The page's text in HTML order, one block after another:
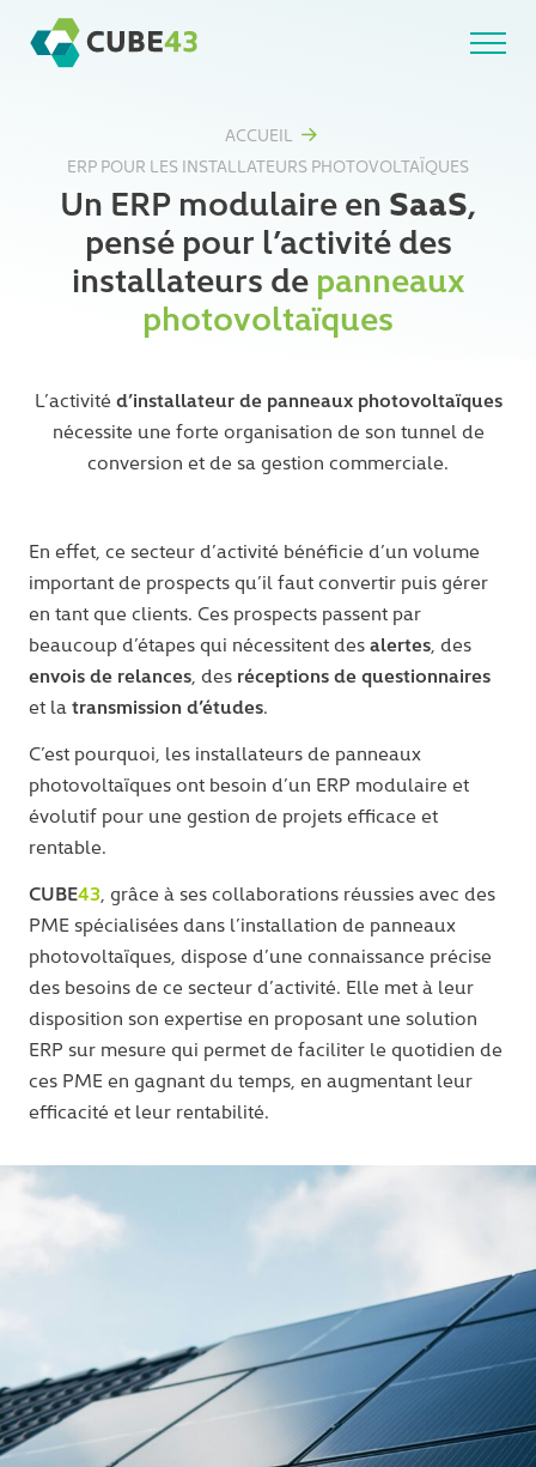
content
ACCUEIL
ERP POUR LES INSTALLATEURS PHOTOVOLTAÏQUES
Un ERP modulaire en SaaS,
pensé pour l’activité des
installateurs de panneaux
photovoltaïques
L’activité d’installateur de panneaux photovoltaïques
nécessite une forte organisation de son tunnel de
conversion et de sa gestion commerciale.
En effet, ce secteur d’activité bénéficie d’un volume
important de prospects qu’il faut convertir puis gérer
en tant que clients. Ces prospects passent par
beaucoup d’étapes qui nécessitent des alertes, des
envois de relances, des réceptions de questionnaires
et la transmission d’études.
C’est pourquoi, les installateurs de panneaux
photovoltaïques ont besoin d’un ERP modulaire et
évolutif pour une gestion de projets efficace et
rentable.
CUBE43 , grâce à ses collaborations réussies avec des
PME spécialisées dans l’installation de panneaux
photovoltaïques, dispose d’une connaissance précise
des besoins de ce secteur d’activité. Elle met à leur
disposition son expertise en proposant une solution
ERP sur mesure qui permet de faciliter le quotidien de
ces PME en gagnant du temps, en augmentant leur
efficacité et leur rentabilité.